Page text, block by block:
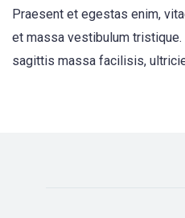
Praesent et egestas enim,
et massa vestibulum tristique.
sagittis massa facilisis,